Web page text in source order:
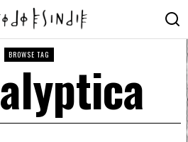
BROWSE TAG